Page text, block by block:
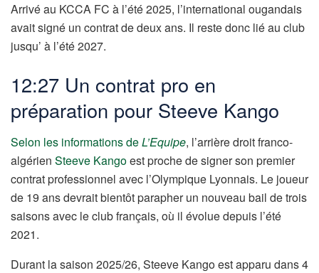
Arrivé au KCCA FC à l’été 2025, l’international ougandais
avait signé un contrat de deux ans. Il reste donc lié au club
jusqu’ à l’été 2027.
12:27 Un contrat pro en
préparation pour Steeve Kango
Selon les informations deL’Equipe, l’arrière droit franco-
algérien Steeve Kangoest proche de signer son premier
contrat professionnel avec l’Olympique Lyonnais. Le joueur
de 19 ans devrait bientôt parapher un nouveau bail de trois
saisons avec le club français, où il évolue depuis l’été
2021.
Durant la saison 2025/26, Steeve Kango est apparu dans 4